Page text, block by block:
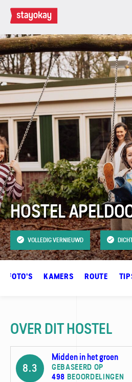
HOSTEL
VOLLEDIG VERNIEUWD
FOTO'S KAMERS ROUTE
OVER DIT HOSTEL
8.3
Midden in het groen
GEBASEERD OP
498 BEOORDELINGEN